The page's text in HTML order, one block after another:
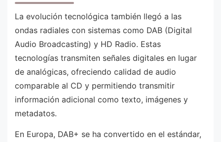
La evolución tecnológica también llegó a las
ondas radiales con sistemas como DAB (Digital
Audio Broadcasting) y HD Radio. Estas
tecnologías transmiten señales digitales en lugar
de analógicas, ofreciendo calidad de audio
comparable al CD y permitiendo transmitir
información adicional como texto, imágenes y
metadatos.
En Europa, DAB+ se ha convertido en el estándar,